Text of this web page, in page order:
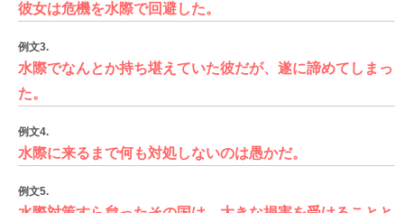
彼女は危機を水際で回避した。
例文3.
水際でなんとか持ち堪えていた彼だが、遂に諦めてしまっ
た。
例文4.
水際に来るまで何も対処しないのは愚かだ。
例文5.